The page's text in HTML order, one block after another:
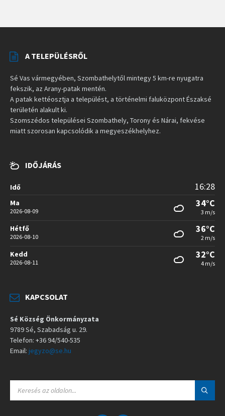
A TELEPÜLÉSRŐL
Sé Vas vármegyében, Szombathelytől mintegy 5 km-re nyugatra
fekszik, az Arany-patak mentén.
A patak kettéosztja a települést, a történelmi faluközpont Északsé
területén alakult ki.
Szomszédos települései Szombathely, Torony és Nárai, fekvése
miatt szorosan kapcsolódik a megyeszékhelyhez.
IDŐJÁRÁS
Idő 16:28
Ma
2026-08-09
34°C
3 m/s
Hétfő
2026-08-10
36°C
2 m/s
Kedd
2026-08-11
32°C
4 m/s
KAPCSOLAT
Sé Község Önkormányzata
9789 Sé, Szabadság u. 29.
Telefon: +36 94/540-535
Email: jegyzo@se.hu
A